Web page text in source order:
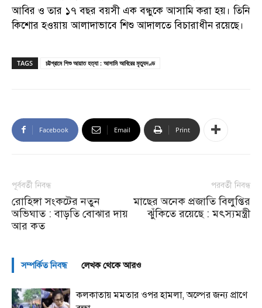
আবির ও তার ১৭ বছর বয়সী এক বন্ধুকে আসামি করা হয়। তিনি
কিশোর হওয়ায় আলাদাভাবে শিশু আদালতে বিচারাধীন রয়েছে।
TAGS চট্টগ্রামে শিশু আয়াত হত্যা : আসামি আবিরের মৃত্যুদণ্ড
Facebook Email Print
পূর্ববর্তী নিবন্ধ
রোহিঙ্গা সংকটের নতুন
অভিঘাত : বাড়তি বোঝার দায়
আর কত
পরবর্তী নিবন্ধ
মাছের অনেক প্রজাতি বিলুপ্তির
ঝুঁকিতে রয়েছে : মৎস্যমন্ত্রী
সম্পর্কিত নিবন্ধ লেখক থেকে আরও
কলকাতায় মমতার ওপর হামলা, অল্পের জন্য প্রাণে